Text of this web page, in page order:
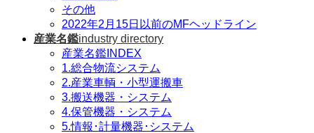
その他
2022年2月15日以前のMFヘッドライン
産業名鑑industry directory
産業名鑑INDEX
1.総合物流システム
2.産業車輌・小型運搬車
3.搬送機器・システム
4.保管機器・システム
5.情報･計量機器･システム